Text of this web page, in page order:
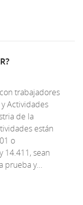
trabajadores
Actividades
de la
están
o
14.411, sean
prueba y…